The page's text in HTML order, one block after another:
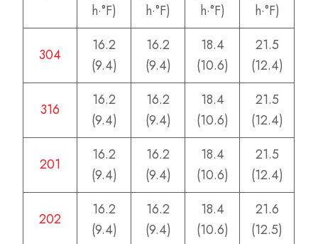
h·°F)
h·°F)
h·°F)
h·°F)
304
16.2
(9.4)
16.2
(9.4)
18.4
(10.6)
21.5
(12.4)
316
16.2
(9.4)
16.2
(9.4)
18.4
(10.6)
21.5
(12.4)
201
16.2
(9.4)
16.2
(9.4)
18.4
(10.6)
21.5
(12.4)
202
16.2
(9.4)
16.2
(9.4)
18.4
(10.6)
21.6
(12.5)